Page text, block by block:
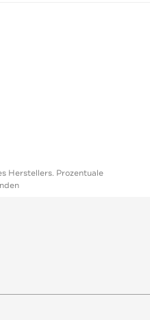
Herstellers. Prozentuale